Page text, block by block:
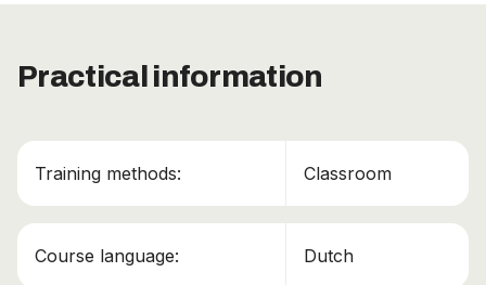
Practical information
Training methods: Classroom
Course language: Dutch